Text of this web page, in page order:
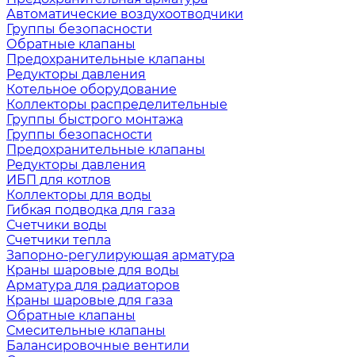
Автоматические воздухоотводчики
Группы безопасности
Обратные клапаны
Предохранительные клапаны
Редукторы давления
Котельное оборудование
Коллекторы распределительные
Группы быстрого монтажа
Группы безопасности
Предохранительные клапаны
Редукторы давления
ИБП для котлов
Коллекторы для воды
Гибкая подводка для газа
Счетчики воды
Счетчики тепла
Запорно-регулирующая арматура
Краны шаровые для воды
Арматура для радиаторов
Краны шаровые для газа
Обратные клапаны
Смесительные клапаны
Балансировочные вентили